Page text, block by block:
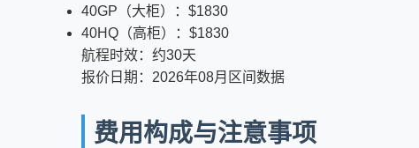
40GP（大柜）：$1830
40HQ（高柜）：$1830
航程时效：约30天
报价日期：2026年08月区间数据
费用构成与注意事项